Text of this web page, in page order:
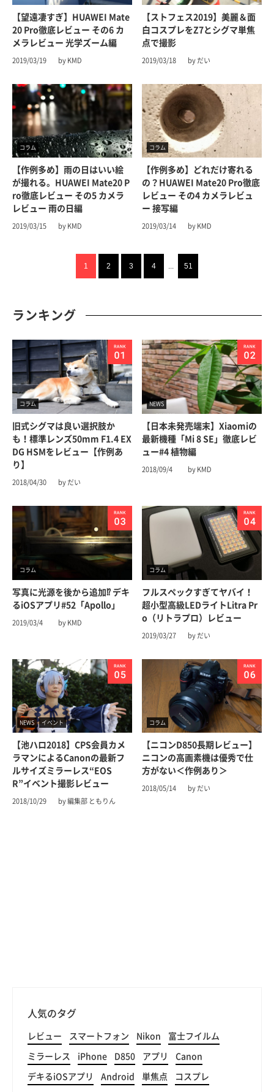
【望遠凄すぎ】HUAWEI Mate
20 Pro徹底レビュー その6 カ
メラレビュー 光学ズーム編
2019/03/19 by KMD
【ストフェス2019】美麗＆面
白コスプレをZ7とシグマ単焦
点で撮影
2019/03/18 by だい
コラム
【作例多め】雨の日はいい絵
が撮れる。HUAWEI Mate20 P
ro徹底レビュー その5 カメラ
レビュー 雨の日編
2019/03/15 by KMD
コラム
【作例多め】どれだけ寄れる
の？HUAWEI Mate20 Pro徹底
レビュー その4 カメラレビュ
ー 接写編
2019/03/14 by KMD
1 2 3 4 ... 51
ランキング
コラム
旧式シグマは良い選択肢か
も！標準レンズ50mm F1.4 EX
DG HSMをレビュー【作例あ
り】
2018/04/30 by だい
NEWS
【日本未発売端末】Xiaomiの
最新機種「Mi 8 SE」徹底レビ
ュー#4 植物編
2018/09/4 by KMD
コラム
写真に光源を後から追加⁉︎ デキ
るiOSアプリ#52「Apollo」
2019/03/4 by KMD
コラム
フルスペックすぎてヤバイ！
超小型高級LEDライトLitra Pr
o（リトラプロ）レビュー
2019/03/27 by だい
NEWS イベント
【池ハロ2018】CPS会員カメ
ラマンによるCanonの最新フ
ルサイズミラーレス“EOS
R”イベント撮影レビュー
2018/10/29 by 編集部 ともりん
コラム
【ニコンD850長期レビュー】
ニコンの高画素機は優秀で仕
方がない＜作例あり＞
2018/05/14 by だい
人気のタグ
レビュー スマートフォン Nikon 富士フイルム
ミラーレス iPhone D850 アプリ Canon
デキるiOSアプリ Android 単焦点 コスプレ